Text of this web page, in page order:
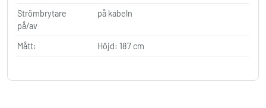
Strömbrytare
på/av
på kabeln
Mått: Höjd: 187 cm